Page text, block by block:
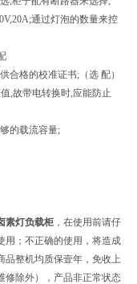
通过灯泡的数量来控
合格的校准证书;（选 配）
,故带电转换时,应能防止
的载流容量;
素灯负载柜 ，在使用前请仔
用；不正确的使用，将造成
品整机均质保壹年，免收上
修除外），产品非正常状态